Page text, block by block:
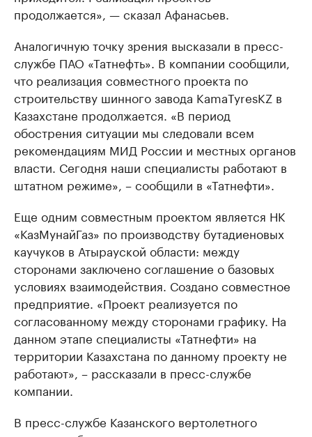
продолжается», — сказал Афанасьев.
Аналогичную точку зрения высказали в пресс-
службе ПАО «Татнефть». В компании сообщили,
что реализация совместного проекта по
строительству шинного завода KamaTyresKZ в
Казахстане продолжается. «В период
обострения ситуации мы следовали всем
рекомендациям МИД России и местных органов
власти. Сегодня наши специалисты работают в
штатном режиме», – сообщили в «Татнефти».
Еще одним совместным проектом является НК
«КазМунайГаз» по производству бутадиеновых
каучуков в Атырауской области: между
сторонами заключено соглашение о базовых
условиях взаимодействия. Создано совместное
предприятие. «Проект реализуется по
согласованному между сторонами графику. На
данном этапе специалисты «Татнефти» на
территории Казахстана по данному проекту не
работают», – рассказали в пресс-службе
компании.
В пресс-службе Казанского вертолетного